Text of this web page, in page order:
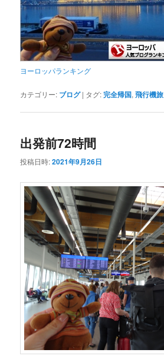
ヨーロッパランキング
カテゴリー: ブログ | タグ:完全帰国,飛行機旅
出発前72時間
投稿日時:2021年9月26日